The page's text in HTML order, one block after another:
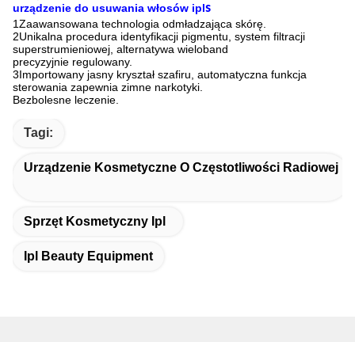
urządzenie do usuwania włosów ipls
1Zaawansowana technologia odmładzająca skórę.
2Unikalna procedura identyfikacji pigmentu, system filtracji
superstrumieniowej, alternatywa wieloband
precyzyjnie regulowany.
3Importowany jasny kryształ szafiru, automatyczna funkcja
sterowania zapewnia zimne narkotyki.
Bezbolesne leczenie.
Tagi:
Urządzenie Kosmetyczne O Częstotliwości Radiowej
Sprzęt Kosmetyczny Ipl
Ipl Beauty Equipment